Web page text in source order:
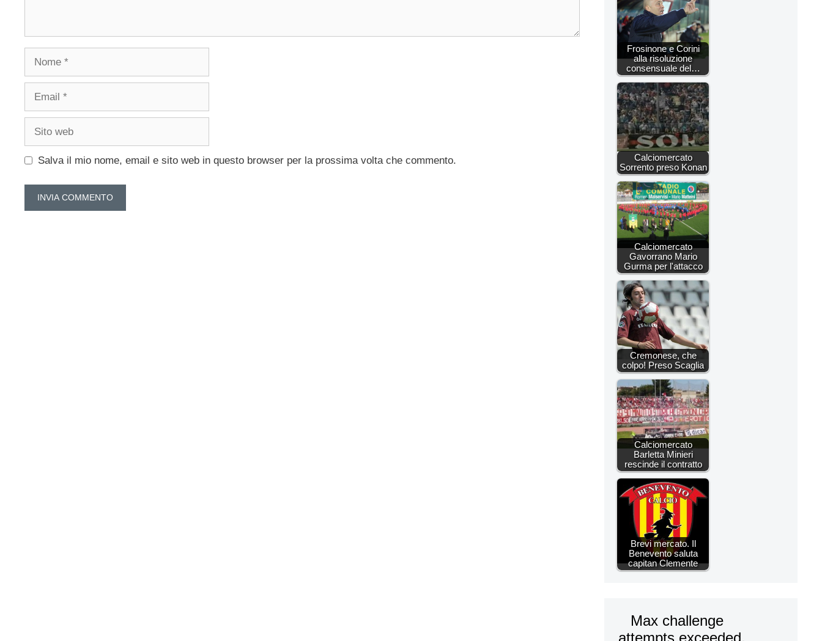
Nome
Email
Sito
Salva il mio nome, email e sito web in questo browser per la prossima volta che commento.
Frosinone e Corini
alla risoluzione
consensuale del…
Calciomercato
Sorrento preso Konan
Calciomercato
Gavorrano Mario
Gurma per l'attacco
Cremonese, che
colpo! Preso Scaglia
Calciomercato
Barletta Minieri
rescinde il contratto
Brevi mercato. Il
Benevento saluta
capitan Clemente